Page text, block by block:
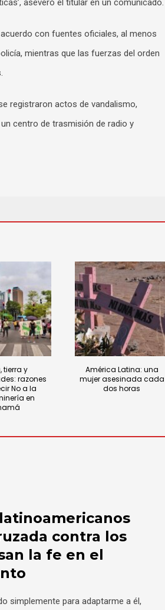
aseveró el titular en un comunicado.
con fuentes oficiales, al menos
mientras que las fuerzas del orden
registraron actos de vandalismo,
centro de trasmisión de radio y
tierra y
razones
No a la
en
América Latina: una
mujer asesinada cada
dos horas
contra los
la fe en el
simplemente para adaptarme a él,